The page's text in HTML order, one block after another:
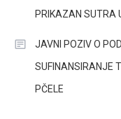
PRIKAZAN SUTRA
JAVNI POZIV O
SUFINANSIRANJE
PČELE